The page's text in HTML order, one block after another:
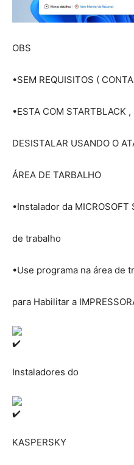
OBS
•SEM REQUISITOS (
•ESTA COM STARTBLACK ,
DESISTALAR USANDO O
ÁREA DE TARBALHO
•Instalador da MICROSOFT
de trabalho
•Use programa na área de
para Habilitar a
Instaladores do
KASPERSKY